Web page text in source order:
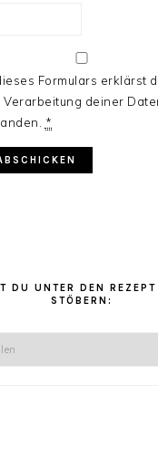
Formulars erklärst
Verarbeitung deiner
*
DU UNTER DEN REZEPT
STÖBERN: